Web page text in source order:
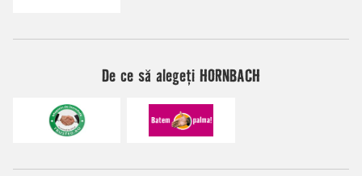
De ce să alegeți HORNBACH